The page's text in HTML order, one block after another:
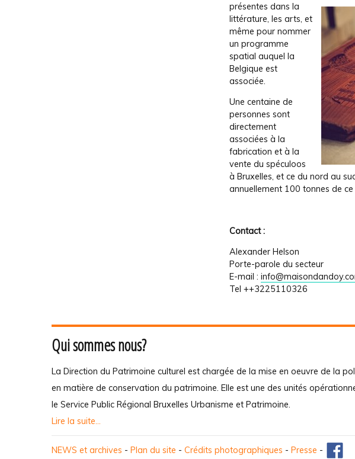
présentes dans la
littérature, les arts, et
même pour nommer
un programme
spatial auquel la
Belgique est
associée.
Une centaine de
personnes sont
directement
associées à la
fabrication et à la
vente du spéculoos
à Bruxelles, et ce du nord au
annuellement 100 tonnes de ce
Contact :
Alexander Helson
Porte-parole du secteur
E-mail :
Tel ++3225110326
Qui sommes nous?
La Direction du Patrimoine culturel est chargée de la mise en oeuvre de la
en matière de conservation du patrimoine. Elle est une des unités
le Service Public Régional Bruxelles Urbanisme et Patrimoine
Lire la suite...
NEWS et archives - Plan du site - Crédits photographiques - Presse -